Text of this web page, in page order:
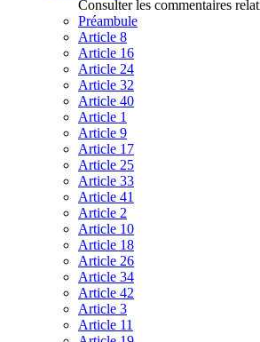
Consulter les commentaires
Préambule
Article 8
Article 16
Article 24
Article 32
Article 40
Article 1
Article 9
Article 17
Article 25
Article 33
Article 41
Article 2
Article 10
Article 18
Article 26
Article 34
Article 42
Article 3
Article 11